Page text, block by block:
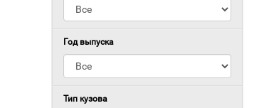
Год выпуска
Тип кузова